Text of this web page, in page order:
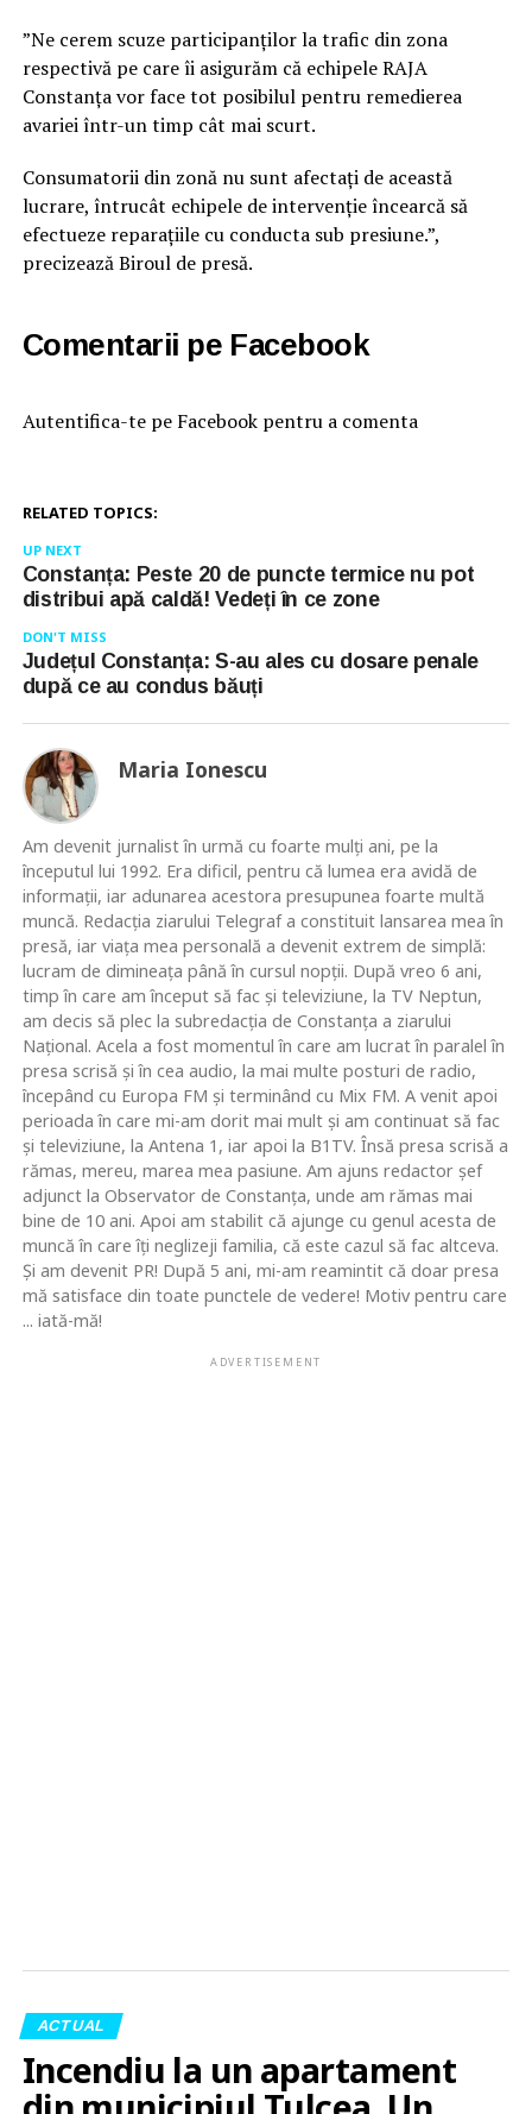
”Ne cerem scuze participanților la trafic din zona
respectivă pe care îi asigurăm că echipele RAJA
Constanța vor face tot posibilul pentru remedierea
avariei într-un timp cât mai scurt.
Consumatorii din zonă nu sunt afectați de această
lucrare, întrucât echipele de intervenție încearcă să
efectueze reparațiile cu conducta sub presiune.”,
precizează Biroul de presă.
Comentarii pe Facebook
Autentifica-te pe Facebook pentru a comenta
RELATED TOPICS:
UP NEXT
Constanța: Peste 20 de puncte termice nu pot
distribui apă caldă! Vedeți în ce zone
DON'T MISS
Județul Constanța: S-au ales cu dosare penale
după ce au condus băuți
Maria Ionescu
Am devenit jurnalist în urmă cu foarte mulţi ani, pe la
începutul lui 1992. Era dificil, pentru că lumea era avidă de
informaţii, iar adunarea acestora presupunea foarte multă
muncă. Redacţia ziarului Telegraf a constituit lansarea mea în
presă, iar viaţa mea personală a devenit extrem de simplă:
lucram de dimineaţa până în cursul nopţii. După vreo 6 ani,
timp în care am început să fac şi televiziune, la TV Neptun,
am decis să plec la subredacţia de Constanţa a ziarului
Naţional. Acela a fost momentul în care am lucrat în paralel în
presa scrisă şi în cea audio, la mai multe posturi de radio,
începând cu Europa FM şi terminând cu Mix FM. A venit apoi
perioada în care mi-am dorit mai mult şi am continuat să fac
şi televiziune, la Antena 1, iar apoi la B1TV. Însă presa scrisă a
rămas, mereu, marea mea pasiune. Am ajuns redactor şef
adjunct la Observator de Constanţa, unde am rămas mai
bine de 10 ani. Apoi am stabilit că ajunge cu genul acesta de
muncă în care îţi neglizeji familia, că este cazul să fac altceva.
Şi am devenit PR! După 5 ani, mi-am reamintit că doar presa
mă satisface din toate punctele de vedere! Motiv pentru care
... iată-mă!
ADVERTISEMENT
ACTUAL
Incendiu la un apartament